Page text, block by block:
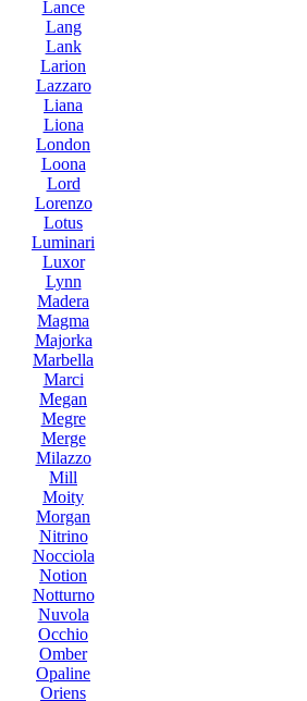
Lance
Lang
Lank
Larion
Lazzaro
Liana
Liona
London
Loona
Lord
Lorenzo
Lotus
Luminari
Luxor
Lynn
Madera
Magma
Majorka
Marbella
Marci
Megan
Megre
Merge
Milazzo
Mill
Moity
Morgan
Nitrino
Nocciola
Notion
Notturno
Nuvola
Occhio
Omber
Opaline
Oriens